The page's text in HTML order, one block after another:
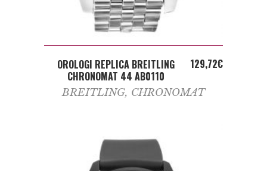
ADD TO CART
OROLOGI REPLICA BREITLING
CHRONOMAT 44 AB0110
129,72€
BREITLING, CHRONOMAT